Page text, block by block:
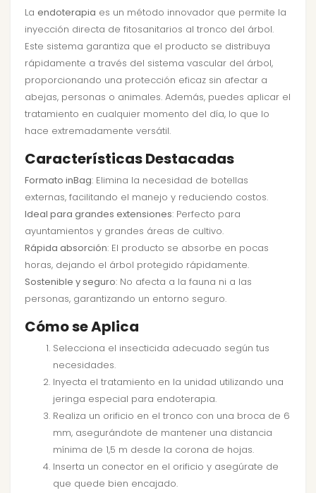
La endoterapia es un método innovador que permite la
inyección directa de fitosanitarios al tronco del árbol.
Este sistema garantiza que el producto se distribuya
rápidamente a través del sistema vascular del árbol,
proporcionando una protección eficaz sin afectar a
abejas, personas o animales. Además, puedes aplicar el
tratamiento en cualquier momento del día, lo que lo
hace extremadamente versátil.
Características Destacadas
Formato inBag: Elimina la necesidad de botellas
externas, facilitando el manejo y reduciendo costos.
Ideal para grandes extensiones: Perfecto para
ayuntamientos y grandes áreas de cultivo.
Rápida absorción: El producto se absorbe en pocas
horas, dejando el árbol protegido rápidamente.
Sostenible y seguro: No afecta a la fauna ni a las
personas, garantizando un entorno seguro.
Cómo se Aplica
Selecciona el insecticida adecuado según tus
necesidades.
Inyecta el tratamiento en la unidad utilizando una
jeringa especial para endoterapia.
Realiza un orificio en el tronco con una broca de 6
mm, asegurándote de mantener una distancia
mínima de 1,5 m desde la corona de hojas.
Inserta un conector en el orificio y asegúrate de
que quede bien encajado.